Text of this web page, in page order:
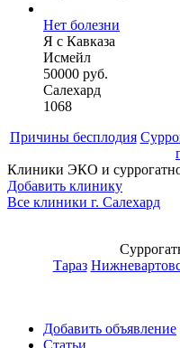
Нет болезни
Я с Кавказа
Исмейл
50000 руб.
Салехард
1068
Причины бесплодия
Клиники ЭКО и
Добавить клинику
Все клиники г. Салехард
Тараз
Добавить объявление